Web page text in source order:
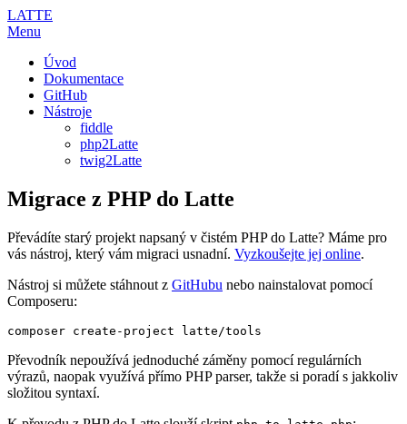
LATTE
Menu
Úvod
Dokumentace
GitHub
Nástroje
fiddle
php2Latte
twig2Latte
Migrace z PHP do Latte
Převádíte starý projekt napsaný v čistém PHP do Latte? Máme pro
vás nástroj, který vám migraci usnadní. Vyzkoušejte jej online.
Nástroj si můžete stáhnout z GitHubu nebo nainstalovat pomocí
Composeru:
Převodník nepoužívá jednoduché záměny pomocí regulárních
výrazů, naopak využívá přímo PHP parser, takže si poradí s jakkoliv
složitou syntaxí.